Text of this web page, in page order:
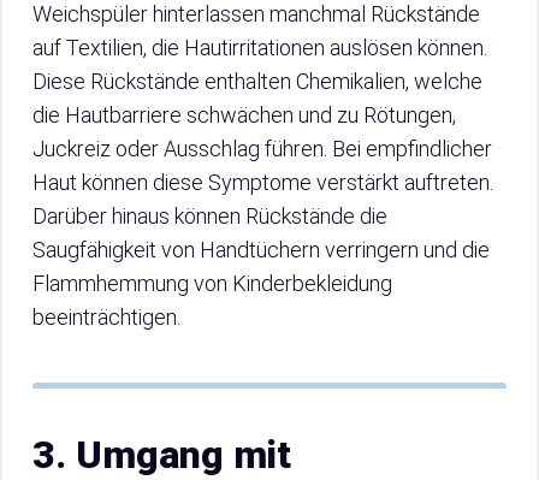
Weichspüler hinterlassen manchmal Rückstände
auf Textilien, die Hautirritationen auslösen können.
Diese Rückstände enthalten Chemikalien, welche
die Hautbarriere schwächen und zu Rötungen,
Juckreiz oder Ausschlag führen. Bei empfindlicher
Haut können diese Symptome verstärkt auftreten.
Darüber hinaus können Rückstände die
Saugfähigkeit von Handtüchern verringern und die
Flammhemmung von Kinderbekleidung
beeinträchtigen.
3. Umgang mit